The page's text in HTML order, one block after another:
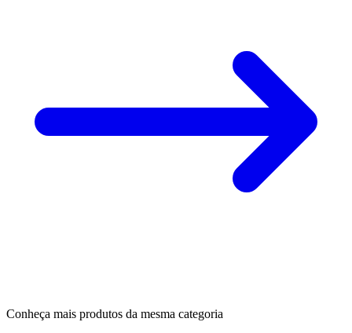
Conheça mais produtos da mesma categoria